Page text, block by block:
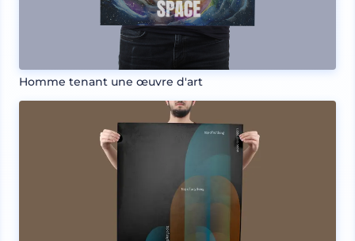
Homme tenant une œuvre d'art